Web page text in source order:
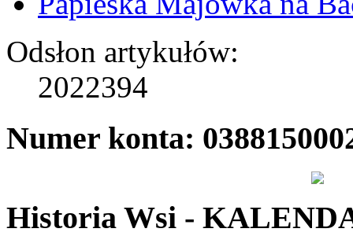
Odsłon artykułów:
2022394
Numer konta:
Historia Wsi -